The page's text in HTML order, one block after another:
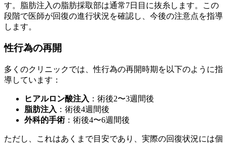
す。脂肪注入の脂肪採取部は通常7日目に抜糸します。この
段階で医師が回復の進行状況を確認し、今後の注意点を指導
します。
性行為の再開
多くのクリニックでは、性行為の再開時期を以下のように指
導しています：
ヒアルロン酸注入 ：術後2〜3週間後
脂肪注入 ：術後4週間後
外科的手術：術後4〜6週間後
ただし、これはあくまで目安であり、実際の回復状況には個